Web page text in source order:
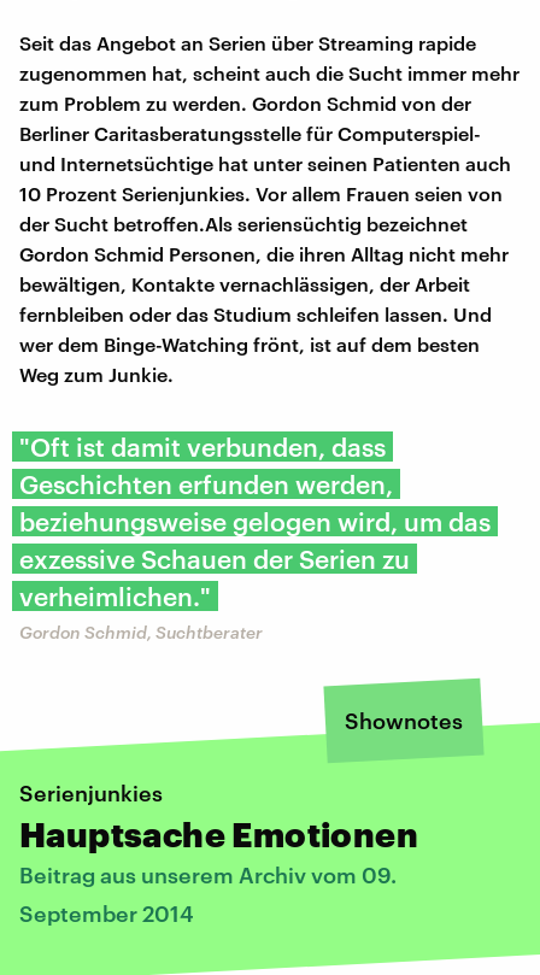
Seit das Angebot an Serien über Streaming rapide
zugenommen hat, scheint auch die Sucht immer mehr
zum Problem zu werden. Gordon Schmid von der
Berliner Caritasberatungsstelle für Computerspiel-
und Internetsüchtige hat unter seinen Patienten auch
10 Prozent Serienjunkies. Vor allem Frauen seien von
der Sucht betroffen.Als seriensüchtig bezeichnet
Gordon Schmid Personen, die ihren Alltag nicht mehr
bewältigen, Kontakte vernachlässigen, der Arbeit
fernbleiben oder das Studium schleifen lassen. Und
wer dem Binge-Watching frönt, ist auf dem besten
Weg zum Junkie.
"Oft ist damit verbunden, dass
Geschichten erfunden werden,
beziehungsweise gelogen wird, um das
exzessive Schauen der Serien zu
verheimlichen."
Gordon Schmid, Suchtberater
Shownotes
Serienjunkies
Hauptsache Emotionen
Beitrag aus unserem Archiv vom 09.
September 2014